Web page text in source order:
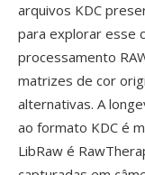
arquivos KDC
para explorar esse
processamento
matrizes de cor
alternativas. A
ao formato KDC é
LibRaw é